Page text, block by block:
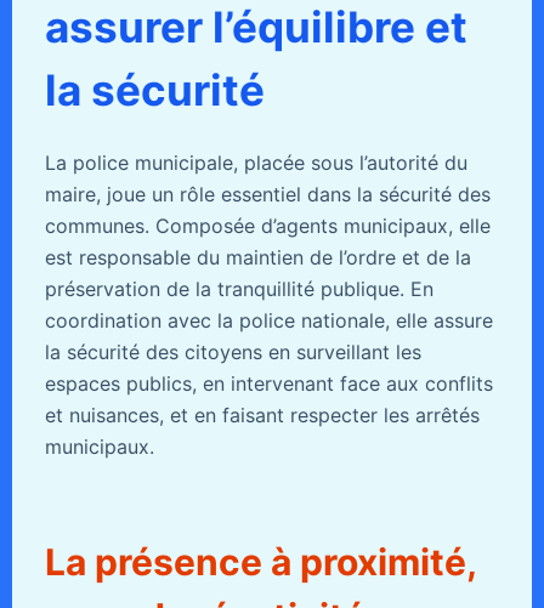
assurer l’équilibre et
la sécurité
La police municipale, placée sous l’autorité du
maire, joue un rôle essentiel dans la sécurité des
communes. Composée d’agents municipaux, elle
est responsable du maintien de l’ordre et de la
préservation de la tranquillité publique. En
coordination avec la police nationale, elle assure
la sécurité des citoyens en surveillant les
espaces publics, en intervenant face aux conflits
et nuisances, et en faisant respecter les arrêtés
municipaux.
La présence à proximité,